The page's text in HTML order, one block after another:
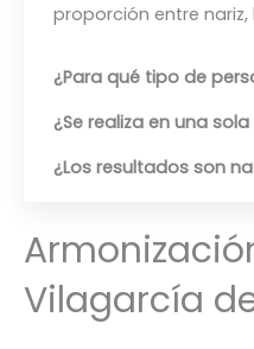
proporción entre
¿Para qué tipo de
¿Se realiza en una
¿Los resultados son
Vilagarcía